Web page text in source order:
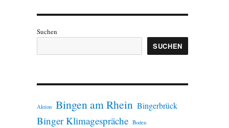
Suchen
SUCHEN
Aktion Bingen am Rhein Bingerbrück
Binger Klimagespräche Boden